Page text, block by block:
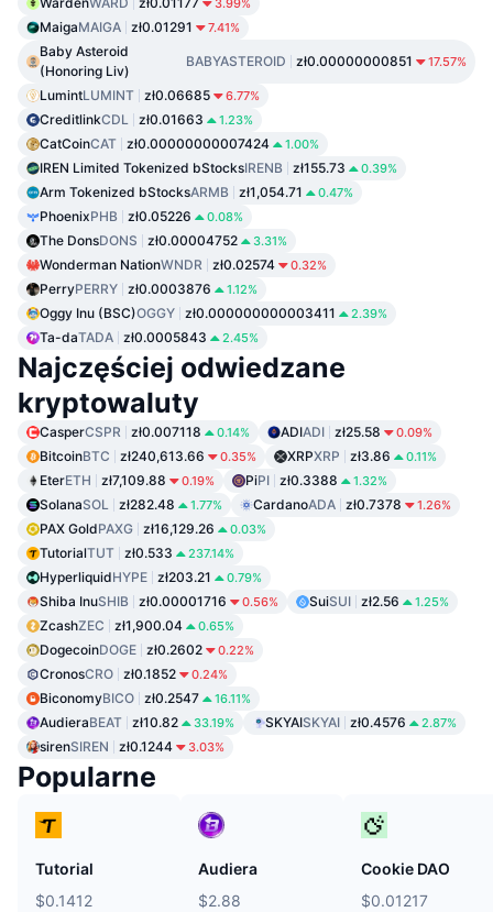
3.99%
MaigaMAIGA zł0.01291 7.41%
Baby Asteroid
(Honoring Liv)
BABYASTEROID zł0.00000000851 17.57%
LumintLUMINT zł0.06685 6.77%
CreditlinkCDL zł0.01663 1.23%
CatCoinCAT zł0.00000000007424 1.00%
IREN Limited Tokenized bStocksIRENB zł155.73 0.39%
Arm Tokenized bStocksARMB zł1,054.71 0.47%
PhoenixPHB zł0.05226 0.08%
The DonsDONS zł0.00004752 3.31%
Wonderman NationWNDR zł0.02574 0.32%
PerryPERRY zł0.0003876 1.12%
Oggy Inu (BSC)OGGY zł0.000000000003411 2.39%
Ta-daTADA zł0.0005843 2.45%
Najczęściej odwiedzane
kryptowaluty
CasperCSPR zł0.007118 0.14% ADIADI zł25.58 0.09%
BitcoinBTC zł240,613.66 0.35% XRPXRP zł3.86 0.11%
EterETH zł7,109.88 0.19% PiPI zł0.3388 1.32%
SolanaSOL zł282.48 1.77% CardanoADA zł0.7378 1.26%
PAX GoldPAXG zł16,129.26 0.03%
TutorialTUT zł0.533 237.14%
HyperliquidHYPE zł203.21 0.79%
Shiba InuSHIB zł0.00001716 0.56% SuiSUI zł2.56 1.25%
ZcashZEC zł1,900.04 0.65%
DogecoinDOGE zł0.2602 0.22%
CronosCRO zł0.1852 0.24%
BiconomyBICO zł0.2547 16.11%
AudieraBEAT zł10.82 33.19% SKYAISKYAI zł0.4576 2.87%
sirenSIREN zł0.1244 3.03%
Popularne
Tutorial
$0.1412
Audiera
$2.88
Cookie DAO
$0.01217